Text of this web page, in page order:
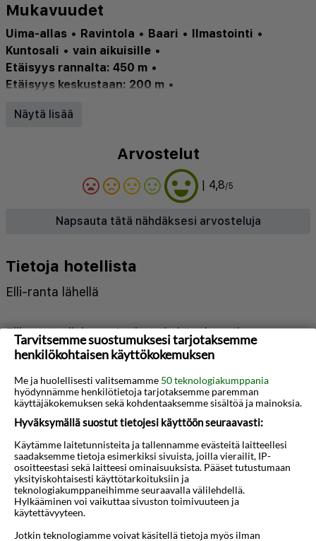
Mukavuudet
Uima-allas • Ravintola • Baari • Ilmastointi •
Kuntosali • vain aikuisille •
Etäisyys rannalta: 450 m •
Etäisyys keskustaan: 200 m •
LuggageStorage • MultilingualStaff
FreeBreakFast• NumberOfBars
NumberOfRestaurants• Antalmtesrum •Bankettsal
Gratisfrukostbuff•Portierpiccolo
Shoppingpplats
Näytä lisää
Arvostelut
| 4,8/5
Napsauta tätä nähdäksesi arvosteluja
Tietoja hotellista
Elli-ranta lähellä
Elli-ranta sijaitsee 4 minuutin kävelymatkan
päässä ja Ródoksen satama 11 minuutin
kävelymatkan päässä majoituspaikasta. Tämä
hotelli sijaitsee 12,9 km:n päässä kohteesta
Faliraki-ranta ja 11 km:n päässä kohteesta
Hotellin tarjoamiin harrastuksiin/mukavuuksiin
kuuluu sauna, kuntokeskus ja kauden mukainen
ulkouima-allas. Tämän hotellin palveluihin kuuluu
muun muassa ilmainen langaton internetyhteys,
Näytä lisää
Tarvitsemme suostumuksesi tarjotaksemme
henkilökohtaisen käyttökokemuksen
Me ja huolellisesti valitsemamme 50 teknologiakumppania
hyödynnämme henkilötietoja tarjotaksemme paremman
käyttäjäkokemuksen sekä kohdentaaksemme sisältöä ja mainoksia.
Hyväksymällä suostut tietojesi käyttöön seuraavasti:
Käytämme laitetunnisteita ja tallennamme evästeitä laitteellesi
saadaksemme tietoja esimerkiksi sivuista, joilla vierailit, IP-
osoitteestasi sekä laitteesi ominaisuuksista. Pääset tutustumaan
yksityiskohtaisesti käyttötarkoituksiin ja
teknologiakumppaneihimme seuraavalla välilehdellä.
Hylkääminen voi vaikuttaa sivuston toimivuuteen ja
käytettävyyteen.
Jotkin teknologiamme voivat käsitellä tietoja myös ilman